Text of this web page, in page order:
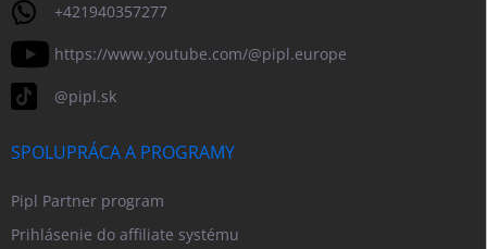
+421940357277
https://www.youtube.com/@pipl.europe
@pipl.sk
SPOLUPRÁCA A PROGRAMY
Pipl Partner program
Prihlásenie do affiliate systému